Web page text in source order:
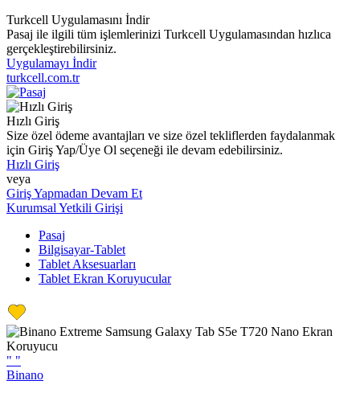
Turkcell Uygulamasını İndir
Pasaj ile ilgili tüm işlemlerinizi Turkcell Uygulamasından hızlıca
gerçekleştirebilirsiniz.
Uygulamayı İndir
turkcell.com.tr
Hızlı Giriş
Size özel ödeme avantajları ve size özel tekliflerden faydalanmak
için Giriş Yap/Üye Ol seçeneği ile devam edebilirsiniz.
Hızlı Giriş
veya
Giriş Yapmadan Devam Et
Kurumsal Yetkili Girişi
Pasaj
Bilgisayar-Tablet
Tablet Aksesuarları
Tablet Ekran Koruyucular
" "
Binano